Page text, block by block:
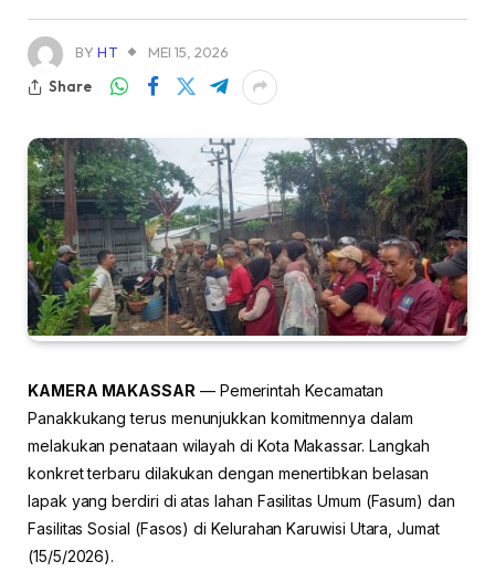
BY HT
MEI 15, 2026
Share
KAMERA MAKASSAR — Pemerintah Kecamatan
Panakkukang terus menunjukkan komitmennya dalam
melakukan penataan wilayah di Kota Makassar. Langkah
konkret terbaru dilakukan dengan menertibkan belasan
lapak yang berdiri di atas lahan Fasilitas Umum (Fasum) dan
Fasilitas Sosial (Fasos) di Kelurahan Karuwisi Utara, Jumat
(15/5/2026).